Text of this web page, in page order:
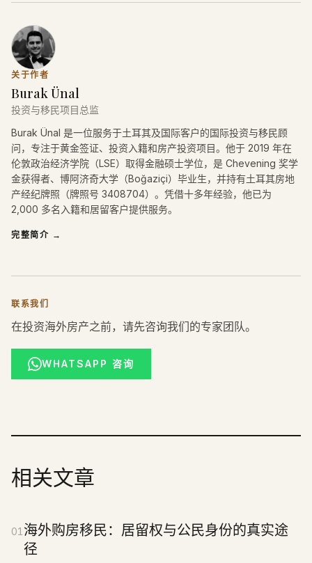
关于作者
Burak Ünal
投资与移民项目总监
Burak Ünal 是一位服务于土耳其及国际客户的国际投资与移民顾
问，专注于黄金签证、投资入籍和房产投资项目。他于 2019 年在
伦敦政治经济学院（LSE）取得金融硕士学位，是 Chevening 奖学
金获得者、博阿济奇大学（Boğaziçi）毕业生，并持有土耳其房地
产经纪牌照（牌照号 3408704）。凭借十多年经验，他已为
2,000 多名入籍和居留客户提供服务。
完整简介 →
联系我们
在投资海外房产之前，请先咨询我们的专家团队。
WHATSAPP 咨询
相关文章
01 海外购房移民：居留权与公民身份的真实途
径